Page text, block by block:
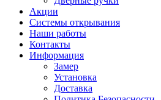
Акции
Системы открывания
Наши работы
Контакты
Информация
Замер
Установка
Доставка